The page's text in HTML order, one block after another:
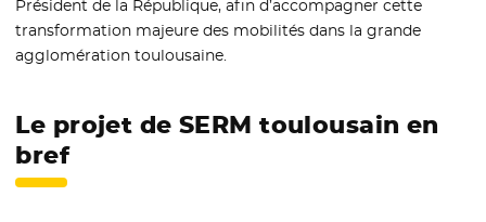
Président de la République, afin d’accompagner cette
transformation majeure des mobilités dans la grande
agglomération toulousaine.
Le projet de SERM toulousain en
bref